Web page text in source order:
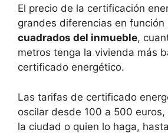
El precio de la certificación
grandes diferencias en función
cuadrados del inmueble,
metros tenga la vivienda más
certificado energético.
Las tarifas de certificado
oscilar desde 100 a 500
la ciudad o quien lo haga,